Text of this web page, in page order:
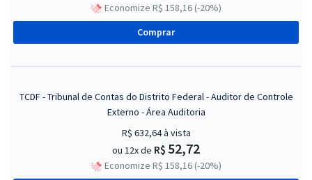
Economize R$ 158,16 (-20%)
Comprar
TCDF - Tribunal de Contas do Distrito Federal - Auditor de Controle
Externo - Área Auditoria
R$ 632,64à vista
ou 12x de R$ 52,72
Economize R$ 158,16 (-20%)